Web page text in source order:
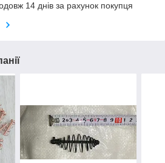
14 днів за рахунок покупця